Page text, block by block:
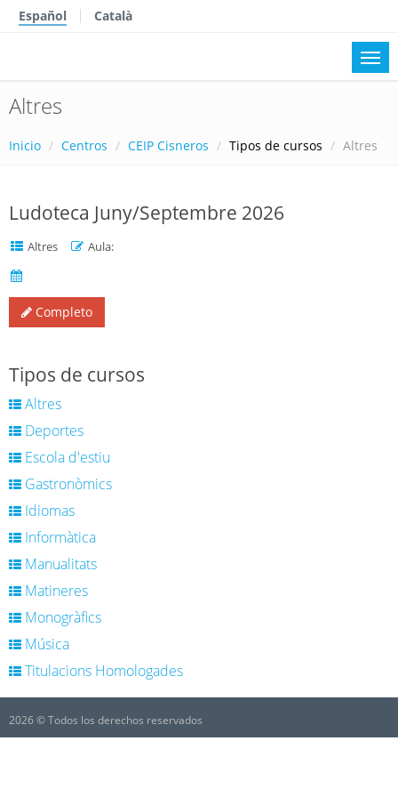
Español Català
Altres
Inicio Centros CEIP Cisneros Tipos de cursos Altres
Ludoteca Juny/Septembre 2026
Altres Aula:
Completo
Tipos de cursos
Altres
Deportes
Escola d'estiu
Gastronòmics
Idiomas
Informàtica
Manualitats
Matineres
Monogràfics
Música
Titulacions Homologades
2026 © Todos los derechos reservados